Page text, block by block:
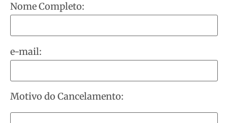
Nome Completo:
e-mail:
Motivo do Cancelamento: